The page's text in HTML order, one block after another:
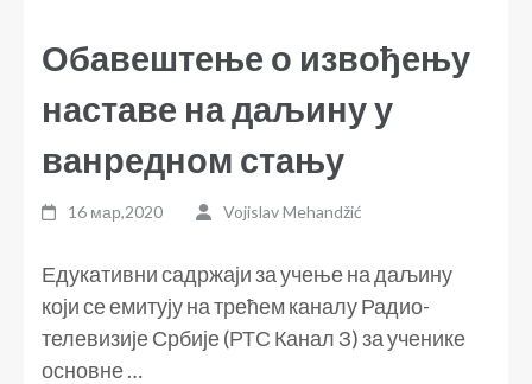
Обавештење о извођењу
наставе на даљину у
ванредном стању
16 мар,2020 Vojislav Mehandžić
Едукативни садржаји за учење на даљину
који се емитују на трећем каналу Радио-
телевизије Србије (РТС Канал З) за ученике
основне …